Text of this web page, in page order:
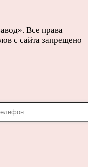
Все права
с сайта запрещено